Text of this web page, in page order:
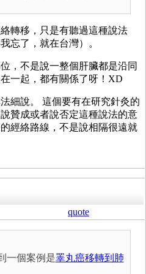
轉移，只是有聽過這種說法
忘了，就在台灣）。
，不是說一整個肝臟都是沿同
一起，都有關係了呀！XD
細說。 這個要有在研究針灸的
贊成或者說否定這種說法的意
經絡路線，不是說相隔很遠就
quote
一個案例是睪丸癌移轉到肺